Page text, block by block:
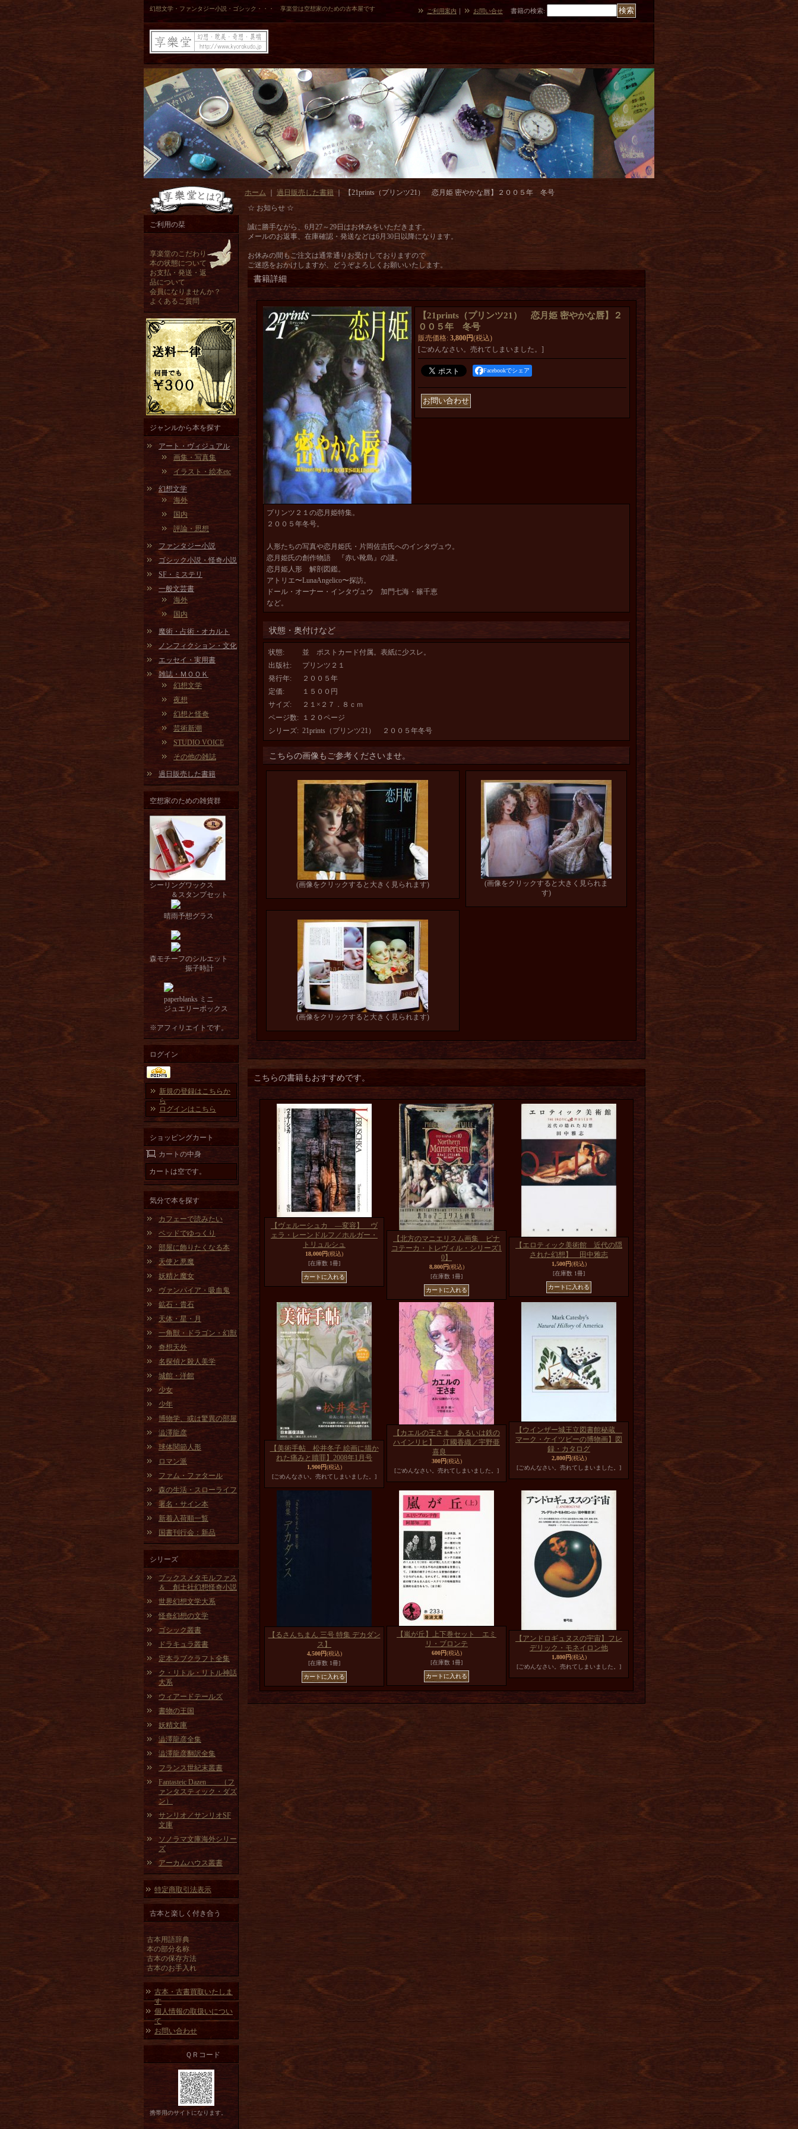
幻想文学・ファンタジー小説・ゴシック・・・ 享楽堂は空想家のための古本屋です ご利用案内 ｜ お問い合せ 書籍の検索:
ご利用の栞
享楽堂のこだわり
本の状態について
お支払・発送・返
品について
会員になりませんか？
よくあるご質問
ジャンルから本を探す
アート・ヴィジュアル
画集・写真集
イラスト・絵本etc
幻想文学
海外
国内
評論・思想
ファンタジー小説
ゴシック小説・怪奇小説
SF・ミステリ
一般文芸書
海外
国内
魔術・占術・オカルト
ノンフィクション・文化
エッセイ・実用書
雑誌・ＭＯＯＫ
幻想文学
夜想
幻想と怪奇
芸術新潮
STUDIO VOICE
その他の雑誌
過日販売した書籍
空想家のための雑貨群
シーリングワックス
＆スタンプセット
晴雨予想グラス
森モチーフのシルエット
振子時計
paperblanks ミニ
ジュエリーボックス
※アフィリエイトです。
ログイン
新規の登録はこちらか
ら
ログインはこちら
ショッピングカート
カートの中身
カートは空です。
気分で本を探す
カフェーで読みたい
ベッドでゆっくり
部屋に飾りたくなる本
天使と悪魔
妖精と魔女
ヴァンパイア・吸血鬼
鉱石・貴石
天体・星・月
一角獣・ドラゴン・幻獣
奇想天外
名探偵と殺人美学
城館・洋館
少女
少年
博物学、或は驚異の部屋
澁澤龍彦
球体関節人形
ロマン派
ファム・ファタール
森の生活・スローライフ
署名・サイン本
新着入荷順一覧
国書刊行会：新品
シリーズ
ブックスメタモルファス
＆ 創土社幻想怪奇小説
世界幻想文学大系
怪奇幻想の文学
ゴシック叢書
ドラキュラ叢書
定本ラブクラフト全集
ク・リトル・リトル神話
大系
ウィアードテールズ
書物の王国
妖精文庫
澁澤龍彦全集
澁澤龍彦翻訳全集
フランス世紀末叢書
Fantasteic Dazen （フ
ァンタスティック・ダズ
ン）
サンリオ／サンリオSF
文庫
ソノラマ文庫海外シリー
ズ
アーカムハウス叢書
特定商取引法表示
古本と楽しく付き合う
古本用語辞典
本の部分名称
古本の保存方法
古本のお手入れ
古本・古書買取いたしま
す
個人情報の取扱いについ
て
お問い合わせ
ＱＲコード
携帯用のサイトになります。
ホーム 過日販売した書籍
【21prints（プリンツ21） 恋月姫 密やかな唇】２００５年 冬号
☆ お知らせ ☆
誠に勝手ながら、6月27～29日はお休みをいただきます。
メールのお返事、在庫確認・発送などは6月30日以降になります。
お休みの間もご注文は通常通りお受けしておりますので
ご迷惑をおかけしますが、どうぞよろしくお願いいたします。
書籍詳細
【21prints（プリンツ21） 恋月姫 密やかな唇】２
００５年 冬号
販売価格: 3,800円(税込)
[ごめんなさい。売れてしまいました。]
Facebookでシェア
プリンツ２１の恋月姫特集。
２００５年冬号。
人形たちの写真や恋月姫氏・片岡佐吉氏へのインタヴュウ。
恋月姫氏の創作物語 『赤い靴島』の謎。
恋月姫人形 解剖図鑑。
アトリエ〜LunaAngelico〜探訪。
ドール・オーナー・インタヴュウ 加門七海・篠千恵
など。
状態・奥付けなど
状態:
並 ポストカード付属。表紙に少スレ。
出版社:
プリンツ２１
発行年:
２００５年
定価:
１５００円
サイズ:
２１×２７．８ｃｍ
ページ数:
１２０ページ
シリーズ: 21prints（プリンツ21） ２００５年冬号
こちらの画像もご参考くださいませ。
(画像をクリックすると大きく見られます)
(画像をクリックすると大きく見られま
す)
(画像をクリックすると大きく見られます)
こちらの書籍もおすすめです。
【ヴェルーシュカ ―変容】 ヴ
ェラ・レーンドルフ／ホルガー・
トリュルシュ
18,000円(税込)
[在庫数 1冊]
【北方のマニエリスム画集 ピナ
コテーカ・トレヴィル・シリーズ1
0】
8,800円(税込)
[在庫数 1冊]
【エロティック美術館 近代の隠
された幻想】 田中雅志
1,500円(税込)
[在庫数 1冊]
【美術手帖 松井冬子 絵画に描か
れた痛みと贖罪】2008年1月号
1,900円(税込)
[ごめんなさい。売れてしまいました。]
【カエルの王さま あるいは鉄の
ハインリヒ】 江國香織／宇野亜
喜良
300円(税込)
[ごめんなさい。売れてしまいました。]
【ウインザー城王立図書館秘蔵
マーク・ケイツビーの博物画】図
録・カタログ
2,800円(税込)
[ごめんなさい。売れてしまいました。]
【るさんちまん 三号 特集 デカダン
ス】
4,500円(税込)
[在庫数 1冊]
【嵐が丘】上下巻セット エミ
リ・ブロンテ
600円(税込)
[在庫数 1冊]
【アンドロギュヌスの宇宙】フレ
デリック・モネイロン他
1,800円(税込)
[ごめんなさい。売れてしまいました。]